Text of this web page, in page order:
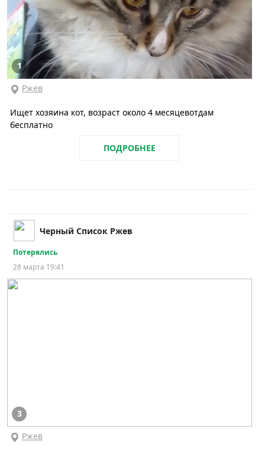
1
Ржев
Ищет хозяина кот, возраст около 4 месяцевотдам
бесплатно
ПОДРОБНЕЕ
Черный Список Ржев
Потерялись
28 марта 19:41
3
Ржев